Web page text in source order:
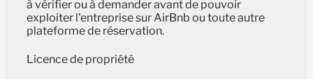
à vérifier ou à demander avant de pouvoir
exploiter l'entreprise sur AirBnb ou toute autre
plateforme de réservation.
Licence de propriété